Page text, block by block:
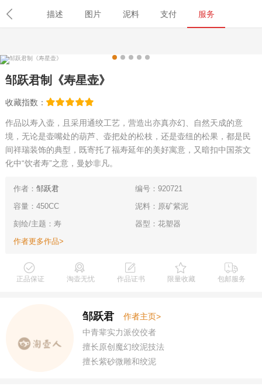
首页 紫砂壶 名壶 学堂 名家 职称查询
邹跃君制《寿星壶》
收藏指数：
作品以寿入壶，且采用通绞工艺，营造出亦真亦幻、自然天成的意
境，无论是壶嘴处的葫芦、壶把处的松枝，还是壶纽的松果，都是民
间祥瑞装饰的典型，既寄托了福寿延年的美好寓意，又暗扣中国茶文
化中“饮者寿”之意，曼妙非凡。
作者： 邹跃君
编号：920721
容量：450CC
泥料：原矿紫泥
刻绘/主题：寿
器型：花塑器
作者更多作品>
正品保证 淘壶无忧 作品证书 限量收藏 包邮服务
邹跃君
作者主页>
中青辈实力派佼佼者
擅长原创魔幻绞泥技法
擅长紫砂微雕和绞泥
描述 图片 泥料 支付 服务